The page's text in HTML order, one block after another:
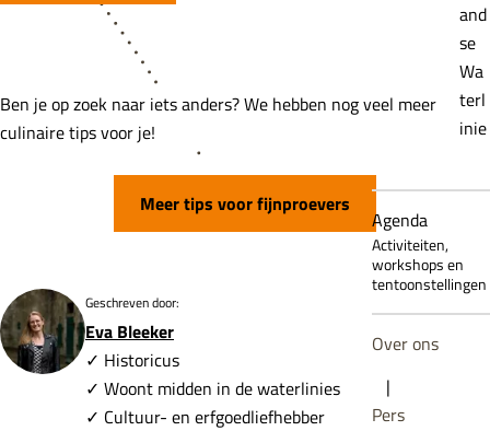
and
se
Wa
terl
inie
Agenda
Activiteiten,
workshops en
tentoonstellingen
Over ons
|
Pers
Ben je op zoek naar iets anders? We hebben nog veel meer
culinaire tips voor je!
Meer tips voor fijnproevers
Geschreven door:
Eva Bleeker
✓ Historicus
✓ Woont midden in de waterlinies
✓ Cultuur- en erfgoedliefhebber